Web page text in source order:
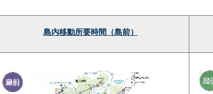
島内移動所要時間（島前）